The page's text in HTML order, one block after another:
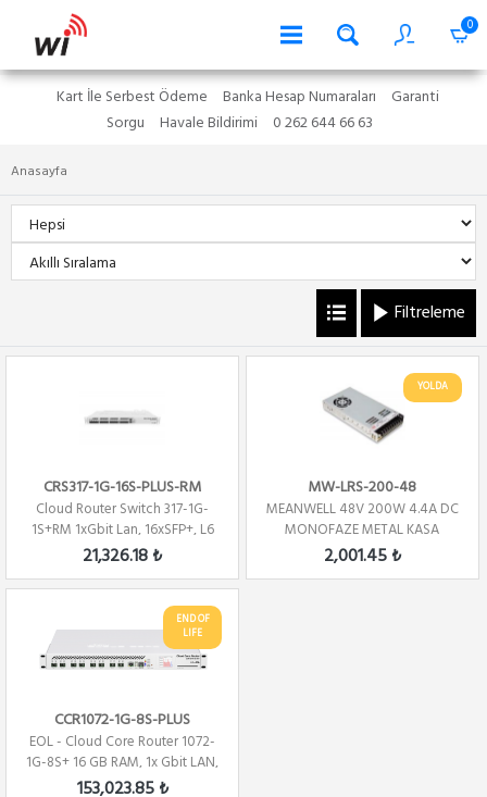
0
Kart İle Serbest Ödeme Banka Hesap Numaraları
Garanti
Sorgu
Havale Bildirimi 0 262 644 66 63
Anasayfa
Filtreleme
CRS317-1G-16S-PLUS-RM
Cloud Router Switch 317-1G-
1S+RM 1xGbit Lan, 16xSFP+, L6
Rack Mount
21,326.18 ₺
YOLDA
MW-LRS-200-48
MEANWELL 48V 200W 4.4A DC
MONOFAZE METAL KASA
2,001.45 ₺
END OF
LIFE
CCR1072-1G-8S-PLUS
EOL - Cloud Core Router 1072-
1G-8S+ 16 GB RAM, 1x Gbit LAN,
8xSFP+...
153,023.85 ₺